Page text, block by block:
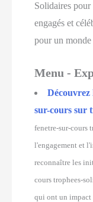
Solidaires
engagés et
pour un
Menu -
Découvrez
sur-cours sur
fenetre-sur-cours
l'engagement et
reconnaître les
cours trophees-
qui ont un impact